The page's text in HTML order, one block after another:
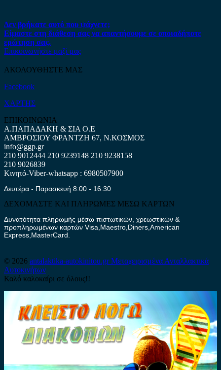
Δεν βρήκατε αυτό που ψάχνετε;
Είμαστε στη διάθεση σας να απαντήσουμε σε οποιαδήποτε
ερώτηση σας.
Επικοινωνήστε μαζί μας
ΑΚΟΛΟΥΘΗΣΤΕ ΜΑΣ
Facebook
ΧΑΡΤΗΣ
ΕΠΙΚΟΙΝΩΝΙΑ
Α.ΠΑΠΑΔΑΚΗ & ΣΙΑ Ο.Ε
ΑΜΒΡΟΣΙΟΥ ΦΡΑΝΤΖΗ 67, Ν.ΚΟΣΜΟΣ
info@ggp.gr
210 9012444 210 9239148 210 9238158
210 9026839
Κινητό-Viber-whatsapp : 6980507900
Δευτέρα - Παρασκευή 8:00 - 16:30
ΔΕΧΟΜΑΣΤΕ ΚΑΙ ΠΛΗΡΩΜΕΣ ΜΕΣΩ ΚΑΡΤΩΝ
Δυνατότητα πληρωμής μέσω πιστωτικών, χρεωστικών &
προπληρωμένων καρτών Visa,Maestro,Diners,American
Express,MasterCard.
© 2026 antalaktika-autokinitou.grΜεταχειρισμένα Ανταλλακτικά
Αυτοκινήτων
Καλό καλοκαίρι σε όλους!!